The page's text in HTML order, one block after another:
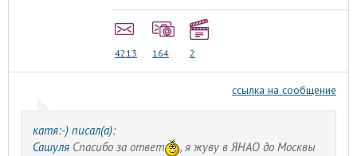
4213 164 2
ссылка на сообщение
катя:-) писал(а):
СашуляСпасибо за ответ
, я жуву в ЯНАО до Москвы